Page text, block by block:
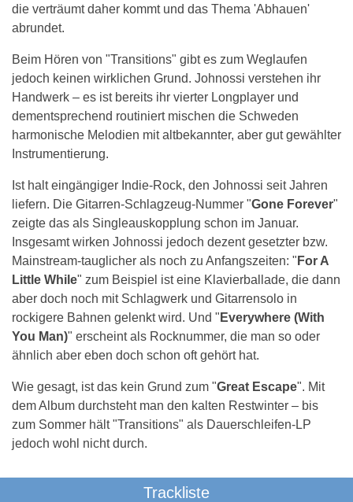
die verträumt daher kommt und das Thema 'Abhauen'
abrundet.
Beim Hören von "Transitions" gibt es zum Weglaufen
jedoch keinen wirklichen Grund. Johnossi verstehen ihr
Handwerk – es ist bereits ihr vierter Longplayer und
dementsprechend routiniert mischen die Schweden
harmonische Melodien mit altbekannter, aber gut gewählter
Instrumentierung.
Ist halt eingängiger Indie-Rock, den Johnossi seit Jahren
liefern. Die Gitarren-Schlagzeug-Nummer "Gone Forever"
zeigte das als Singleauskopplung schon im Januar.
Insgesamt wirken Johnossi jedoch dezent gesetzter bzw.
Mainstream-tauglicher als noch zu Anfangszeiten: " For A
Little While" zum Beispiel ist eine Klavierballade, die dann
aber doch noch mit Schlagwerk und Gitarrensolo in
rockigere Bahnen gelenkt wird. Und " Everywhere (With
You Man)" erscheint als Rocknummer, die man so oder
ähnlich aber eben doch schon oft gehört hat.
Wie gesagt, ist das kein Grund zum "Great Escape". Mit
dem Album durchsteht man den kalten Restwinter – bis
zum Sommer hält "Transitions" als Dauerschleifen-LP
jedoch wohl nicht durch.
Trackliste